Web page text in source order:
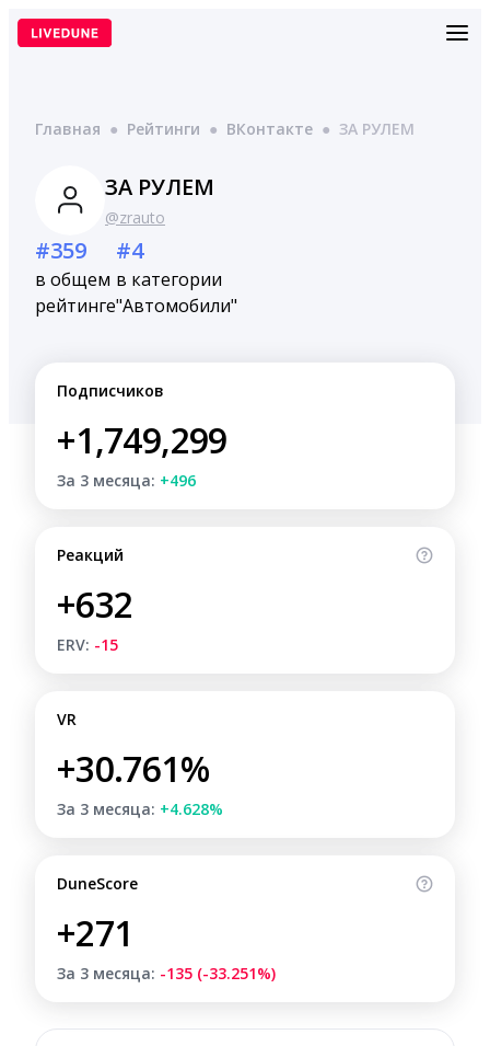
Перейти
Главная ● Рейтинги ● ВКонтакте ● ЗА РУЛЕМ
ЗА РУЛЕМ
@zrauto
#359
в общем
рейтинге
#4
в категории
"Автомобили"
Подписчиков
+1,749,299
За 3 месяца: +496
Реакций
+632
ERV: -15
VR
+30.761%
За 3 месяца: +4.628%
DuneScore
+271
За 3 месяца: -135 (-33.251%)